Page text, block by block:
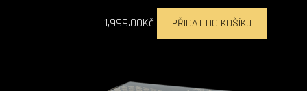
1,999.00Kč PŘIDAT DO KOŠÍKU